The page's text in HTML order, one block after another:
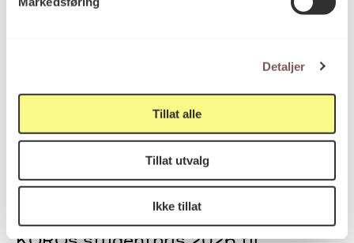
Detaljer
Tillat alle
Tillat utvalg
Ikke tillat
Aktuelt26.06.2026